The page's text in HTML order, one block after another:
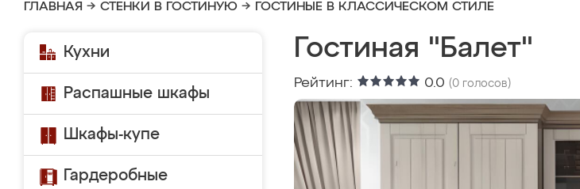
ГЛАВНАЯ → СТЕНКИ В ГОСТИНУЮ → ГОСТИНЫЕ В КЛАССИЧЕСКОМ СТИЛЕ
Кухни
Распашные шкафы
Шкафы-купе
Гардеробные
Гостиная "Балет"
Рейтинг: 0.0 (0 голосов)